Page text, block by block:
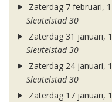
Zaterdag 7 februari,
Sleutelstad 30
Zaterdag 31 januari,
Sleutelstad 30
Zaterdag 24 januari,
Sleutelstad 30
Zaterdag 17 januari,